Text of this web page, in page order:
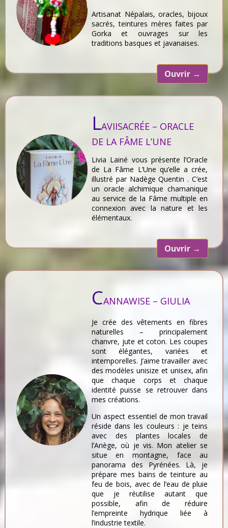
Artisanat Népalais, oracles, bijoux
sacrés, teintures mères faites par
Gorka et ouvrages sur les
traditions basques et javanaises.
Ouvrir →
LAVIISACRÉE – ORACLE
DE LA FÂME L’UNE
Livia Lainé vous présente l’Oracle
de La Fâme L’Une qu’elle a crée,
illustré par Nadège Quentin . C’est
un oracle alchimique chamanique
au service de la Fâme multiple en
connexion avec la nature et les
élémentaux.
Ouvrir →
CANNAWISE – GIULIA
Je crée des vêtements en fibres
naturelles – principalement
chanvre, jute et coton. Les coupes
sont élégantes, variées et
intemporelles. J’aime travailler avec
des modèles unisize et unisex, afin
que chaque corps et chaque
identité puisse se retrouver dans
mes créations.
Un aspect essentiel de mon travail
réside dans les couleurs : je teins
avec des plantes locales de
l’Ariège, où je vis. Mon atelier se
situe en montagne, face au
panorama des Pyrénées. Là, je
prépare mes bains de teinture au
feu de bois, avec de l’eau de pluie
que je réutilise autant que
possible, afin de réduire
l’empreinte hydrique liée à
l’industrie textile.